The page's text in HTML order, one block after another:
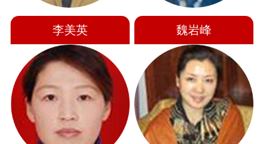
李美英 魏岩峰